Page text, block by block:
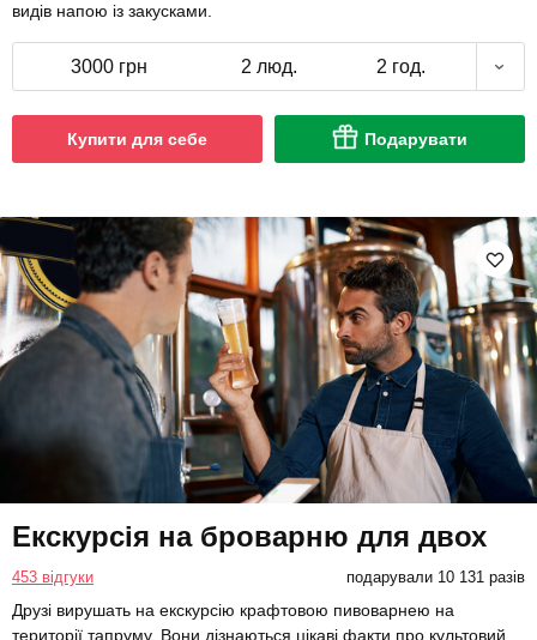
видів напою із закусками.
3000 грн 2 люд. 2 год.
Купити для себе Подарувати
Екскурсія на броварню для двох
453 відгуки подарували 10 131 разів
Друзі вирушать на екскурсію крафтовою пивоварнею на
території тапруму. Вони дізнаються цікаві факти про культовий